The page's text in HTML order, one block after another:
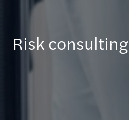
Risk consulting